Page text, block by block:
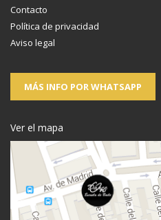
Contacto
Política de privacidad
Aviso legal
MÁS INFO POR WHATSAPP
Ver el mapa